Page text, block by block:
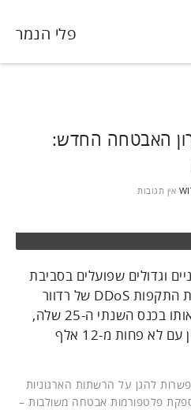
פלי הנמר
האבטחה החדש:
אין תגובות
וגדולים שפועלים בסביבת
הדיגיטל וכולל פתרון למניעת התקפות DDoS של רדוור
הישראלית ● סיסקו הציגה אותו בכנס השנתי ה-25 שלה,
שמתקיים בימים אלה בברלין עם לא פחות מ-12 אלף
להגן על הרשתות הארגוניות
פלטפורמות אבטחה משולבות –